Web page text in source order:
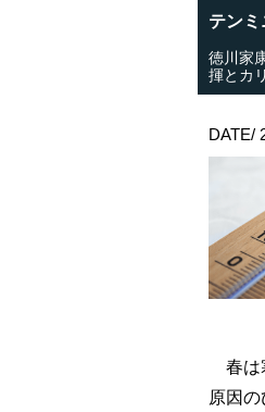
テン
徳川家
揮とカ
DATE/
春は
原因